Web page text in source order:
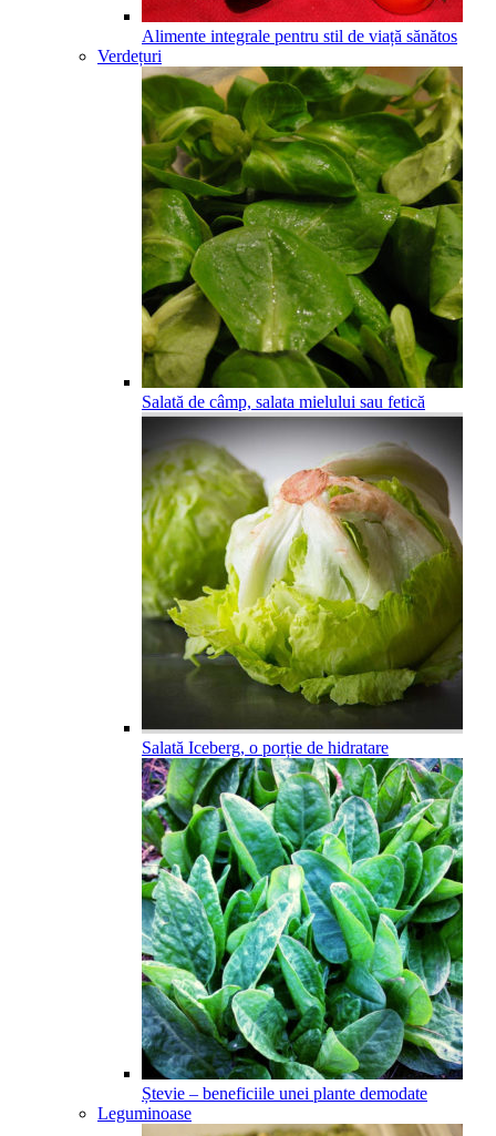
Alimente integrale pentru stil de viață sănătos
Verdețuri
Salată de câmp, salata mielului sau fetică
Salată Iceberg, o porție de hidratare
Ștevie – beneficiile unei plante demodate
Leguminoase